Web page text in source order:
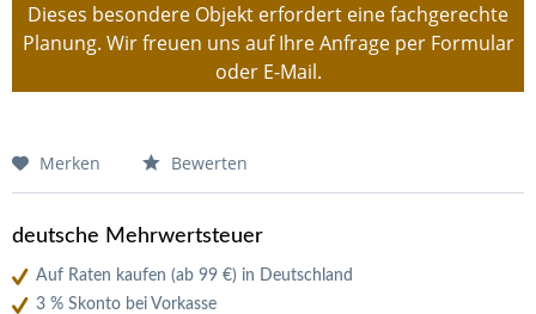
Dieses besondere Objekt erfordert eine fachgerechte
Planung. Wir freuen uns auf Ihre Anfrage per Formular
oder E-Mail.
Merken Bewerten
deutsche Mehrwertsteuer
Auf Raten kaufen (ab 99 €) in Deutschland
3 % Skonto bei Vorkasse